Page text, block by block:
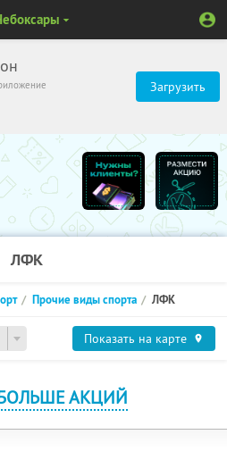
Загрузить
ЛФК
Прочие виды спорта ЛФК
Показать на карте
АКЦИЙ